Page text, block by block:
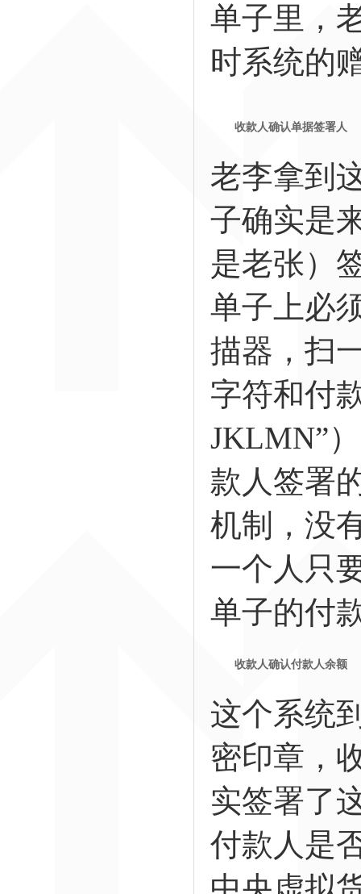
单子里，
时系统的
收款人确认单据签署人
老李拿到
子确实是
是老张）
单子上必
描器，扫
字符和付
JKLMN”
款人签署
机制，没
一个人只
单子的付
收款人确认付款人余额
这个系统
密印章，
实签署了
付款人是